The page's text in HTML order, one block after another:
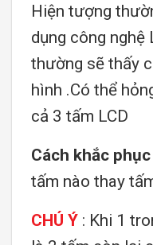
Hiện tượng
dụng công nghệ
thường sẽ thấy
hình .Có thể
cả 3 tấm LCD
Cách khắc phục
tấm nào thay
CHÚ Ý : Khi 1